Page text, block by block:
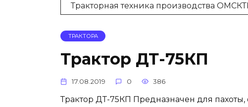
Тракторная техника производства
ТРАКТОРА
Трактор ДТ-75КП
17.08.2019 0 386
Трактор ДТ-75КП Предназначен для